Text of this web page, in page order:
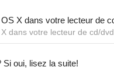
dans votre lecteur de cd/dvd.
Si oui, lisez la suite!